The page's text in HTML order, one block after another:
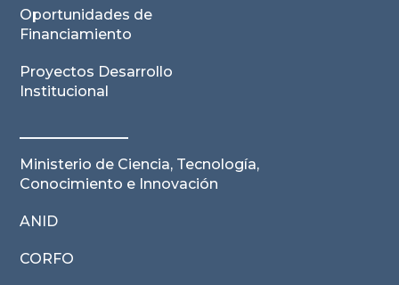
Oportunidades de
Financiamiento
Proyectos Desarrollo
Institucional
Ministerio de Ciencia, Tecnología,
Conocimiento e Innovación
ANID
CORFO